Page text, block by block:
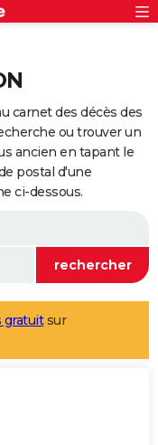
carnet des décès des
ou trouver un
ancien en tapant le
postal d'une
ci-dessous.
gratuitsur